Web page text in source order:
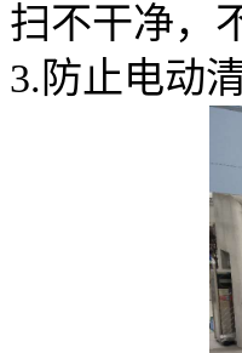
扫不干净，
3.防止电动